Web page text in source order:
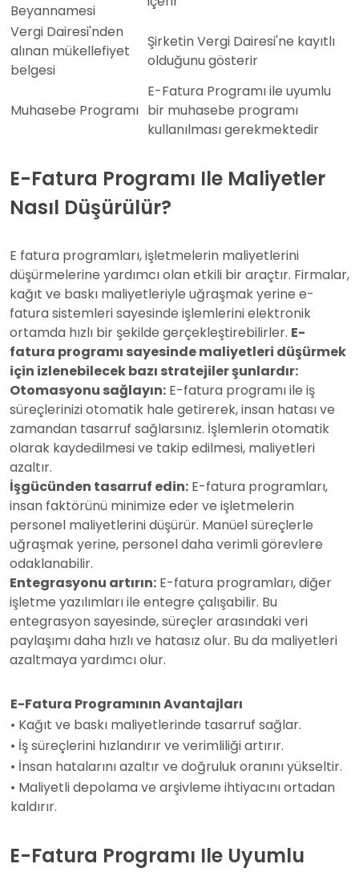
Beyannamesi
Vergi Dairesi'nden
alınan mükellefiyet
belgesi
Şirketin Vergi Dairesi'ne kayıtlı
olduğunu gösterir
Muhasebe Programı
E-Fatura Programı ile uyumlu
bir muhasebe programı
kullanılması gerekmektedir
E-Fatura Programı Ile Maliyetler
Nasıl Düşürülür?
E fatura programları, işletmelerin maliyetlerini
düşürmelerine yardımcı olan etkili bir araçtır. Firmalar,
kağıt ve baskı maliyetleriyle uğraşmak yerine e-
fatura sistemleri sayesinde işlemlerini elektronik
ortamda hızlı bir şekilde gerçekleştirebilirler. E-
fatura programı sayesinde maliyetleri düşürmek
için izlenebilecek bazı stratejiler şunlardır:
Otomasyonu sağlayın: E-fatura programı ile iş
süreçlerinizi otomatik hale getirerek, insan hatası ve
zamandan tasarruf sağlarsınız. İşlemlerin otomatik
olarak kaydedilmesi ve takip edilmesi, maliyetleri
azaltır.
İşgücünden tasarruf edin: E-fatura programları,
insan faktörünü minimize eder ve işletmelerin
personel maliyetlerini düşürür. Manüel süreçlerle
uğraşmak yerine, personel daha verimli görevlere
odaklanabilir.
Entegrasyonu artırın: E-fatura programları, diğer
işletme yazılımları ile entegre çalışabilir. Bu
entegrasyon sayesinde, süreçler arasındaki veri
paylaşımı daha hızlı ve hatasız olur. Bu da maliyetleri
azaltmaya yardımcı olur.
E-Fatura Programının Avantajları
• Kağıt ve baskı maliyetlerinde tasarruf sağlar.
• İş süreçlerini hızlandırır ve verimliliği artırır.
• İnsan hatalarını azaltır ve doğruluk oranını yükseltir.
• Maliyetli depolama ve arşivleme ihtiyacını ortadan
kaldırır.
E-Fatura Programı Ile Uyumlu